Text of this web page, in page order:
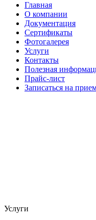
Главная
О компании
Документация
Сертификаты
Фотогалерея
Услуги
Контакты
Полезная
Прайс-лист
Записаться на
Услуги